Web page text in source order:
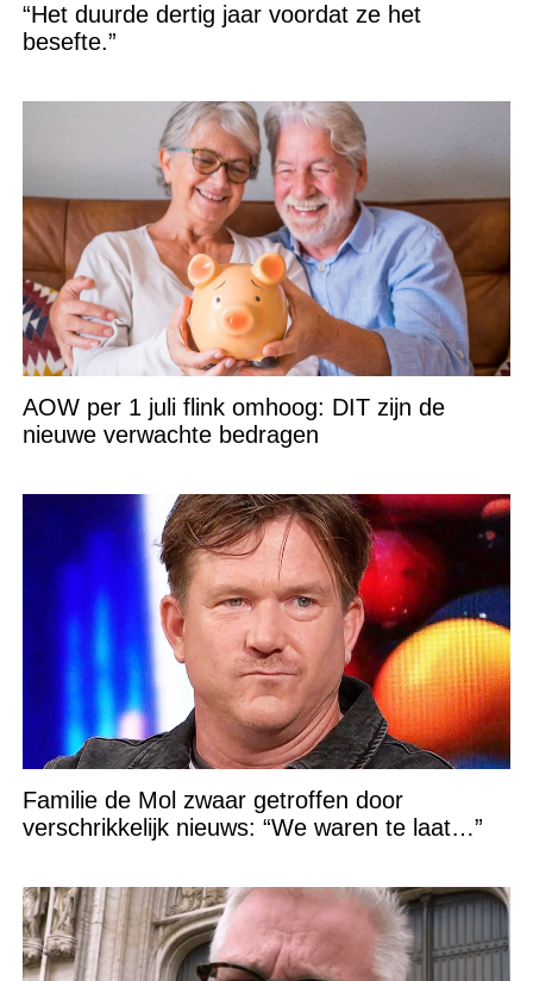
“Het duurde dertig jaar voordat ze het
besefte.”
AOW per 1 juli flink omhoog: DIT zijn de
nieuwe verwachte bedragen
Familie de Mol zwaar getroffen door
verschrikkelijk nieuws: “We waren te laat…”